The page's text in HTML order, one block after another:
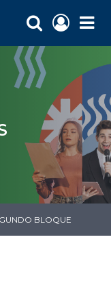
BLOQUE